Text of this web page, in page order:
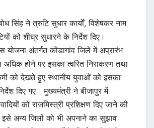
सिंह ने त्रुटि सुधार कार्यों, विशेषकर नाम
को शीघ्र सुधारने के निर्देश दिए।
योजना अंतर्गत कोंडागांव जिले में अप्रारंभ
होने पर इसका त्वरित निराकरण तथा
को देखते हुए स्थानीय युवाओं को इसका
दिए गए। मुख्यमंत्री ने बीजापुर में
को राजमिस्त्री प्रशिक्षण दिए जाने की
इसे अन्य जिलों को भी अपनाने का सुझाव